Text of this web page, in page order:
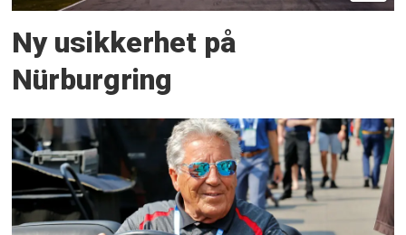
Ny usikkerhet på
Nürburgring